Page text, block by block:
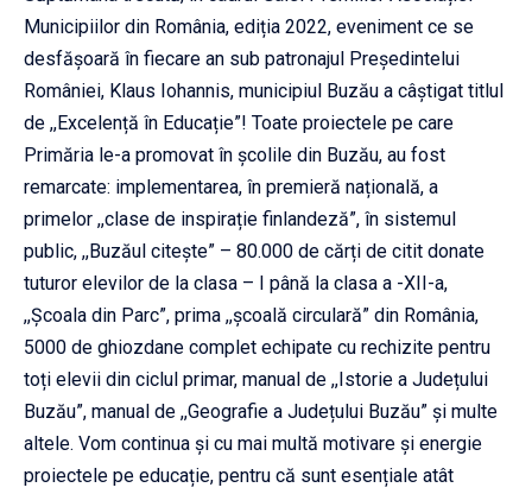
Municipiilor din România, ediția 2022, eveniment ce se
desfășoară în fiecare an sub patronajul Președintelui
României, Klaus Iohannis, municipiul Buzău a câștigat titlul
de ,,Excelență în Educație”! Toate proiectele pe care
Primăria le-a promovat în școlile din Buzău, au fost
remarcate: implementarea, în premieră națională, a
primelor ,,clase de inspirație finlandeză”, în sistemul
public, ,,Buzăul citește” – 80.000 de cărți de citit donate
tuturor elevilor de la clasa – I până la clasa a -XII-a,
,,Școala din Parc”, prima ,,școală circulară” din România,
5000 de ghiozdane complet echipate cu rechizite pentru
toți elevii din ciclul primar, manual de ,,Istorie a Județului
Buzău”, manual de ,,Geografie a Județului Buzău” și multe
altele. Vom continua și cu mai multă motivare și energie
proiectele pe educație, pentru că sunt esențiale atât